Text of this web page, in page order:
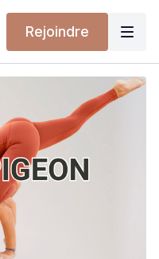
Rejoindre